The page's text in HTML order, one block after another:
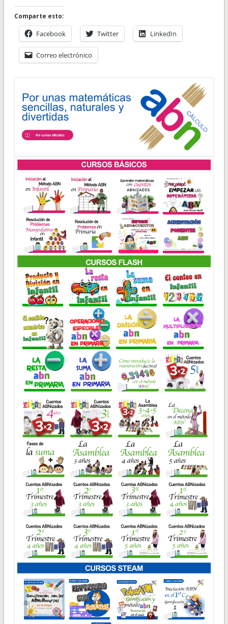
Comparte esto:
Facebook Twitter LinkedIn
Correo electrónico